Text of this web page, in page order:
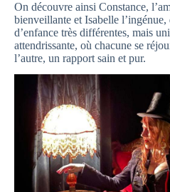
On découvre ainsi Constance,
bienveillante et Isabelle l’ingénue,
d’enfance très différentes, mais
attendrissante, où chacune se
l’autre, un rapport sain et pur.